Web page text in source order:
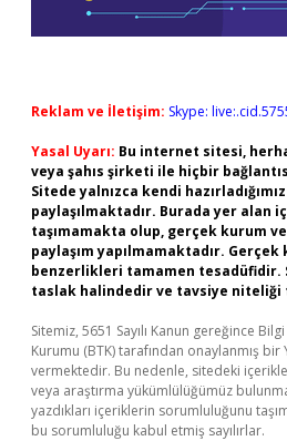
Reklam ve İletişim: Skype:
Yasal Uyarı: Bu internet sitesi,
veya şahıs şirketi ile hiçbir
Sitede yalnızca kendi
paylaşılmaktadır. Burada yer alan
taşımamakta olup, gerçek kurum
paylaşım yapılmamaktadır.
benzerlikleri tamamen
taslak halindedir ve tavsiye niteliği
Sitemiz, 5651 Sayılı Kanun gereğince
Kurumu (BTK) tarafından onaylanmış bir
vermektedir. Bu nedenle, sitedeki
veya araştırma yükümlülüğümüz
yazdıkları içeriklerin sorumluluğunu
bu sorumluluğu kabul etmiş sayılırlar.